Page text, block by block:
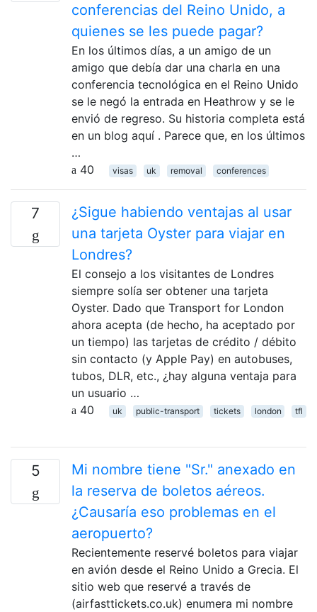
conferencias del Reino Unido, a
quienes se les puede pagar?
En los últimos días, a un amigo de un
amigo que debía dar una charla en una
conferencia tecnológica en el Reino Unido
se le negó la entrada en Heathrow y se le
envió de regreso. Su historia completa está
en un blog aquí . Parece que, en los últimos
…
40
visas uk removal conferences
7
¿Sigue habiendo ventajas al usar
una tarjeta Oyster para viajar en
Londres?
El consejo a los visitantes de Londres
siempre solía ser obtener una tarjeta
Oyster. Dado que Transport for London
ahora acepta (de hecho, ha aceptado por
un tiempo) las tarjetas de crédito / débito
sin contacto (y Apple Pay) en autobuses,
tubos, DLR, etc., ¿hay alguna ventaja para
un usuario …
40
uk public-transport tickets london tfl
5
Mi nombre tiene "Sr." anexado en
la reserva de boletos aéreos.
¿Causaría eso problemas en el
aeropuerto?
Recientemente reservé boletos para viajar
en avión desde el Reino Unido a Grecia. El
sitio web que reservé a través de
(airfasttickets.co.uk) enumera mi nombre